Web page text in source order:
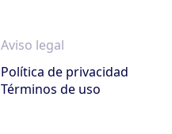
Aviso legal
Política de privacidad
Términos de uso